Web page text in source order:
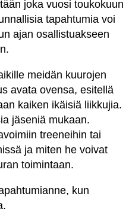
joka vuosi toukokuun
tapahtumia voi
ajan osallistuakseen
meidän kuurojen
avata ovensa, esitellä
kaiken ikäisiä liikkujia.
jäseniä mukaan.
treeneihin tai
ja miten he voivat
toimintaan.
kun